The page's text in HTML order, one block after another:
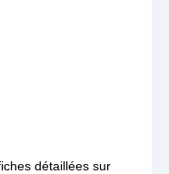
détaillées sur